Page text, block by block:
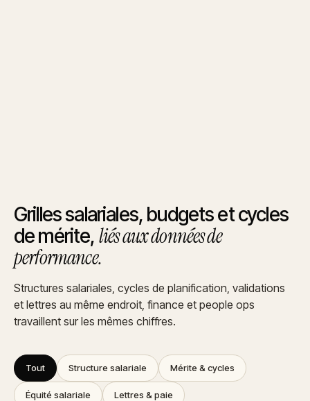
Grilles salariales, budgets et cycles
de mérite, liés aux données de
performance.
Structures salariales, cycles de planification, validations
et lettres au même endroit, finance et people ops
travaillent sur les mêmes chiffres.
Tout Structure salariale Mérite & cycles
Équité salariale Lettres & paie